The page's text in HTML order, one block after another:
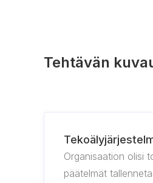
Tehtävän
Organisaation olisi
päätelmät